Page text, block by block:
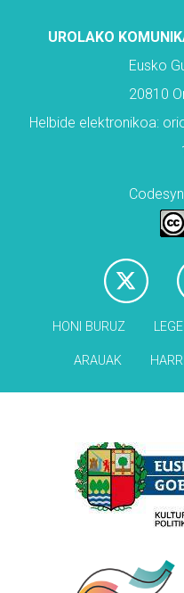
UROLAKO
Eusko
20810
Helbide elektronikoa:
HONI BURUZ
ARAUAK